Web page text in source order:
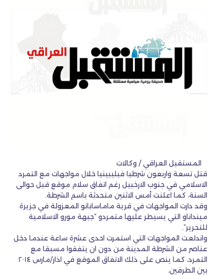
المستقبل العراقي / وكالات
قتل تسعة واربعون شرطيا فيليبينيا خلال مواجهات مع التمرد
الاسلامي في جنوب الارخبيل رغم اتفاق سلام موقع قبل حوالى
السنة، كما اعلنت أمس الاثنين متحدثة باسم الشرطة.
وقد دارت المواجهات في قرية ماماسابانو المعزولة في جزيرة
مينداناو التي يسيطر عليها متمردو “جبهة مورو الاسلامية
للتحرير”.
واندلعت المواجهات التي استمرت احدى عشرة ساعة عندما دخل
عناصر من الشرطة المدينة من دون ان يتفقوا مسبقا مع
التمرد، كما ينص على ذلك الاتفاق الموقع في اذار/مارس ٢٠١٤
بين الطرفين.